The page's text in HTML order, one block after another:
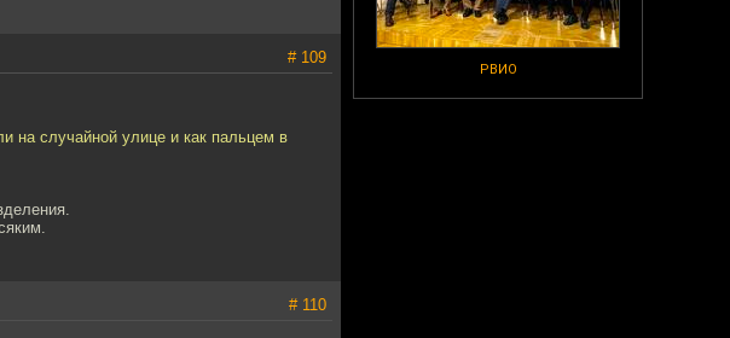
РВИО
# 109
на случайной улице и как пальцем в
# 110